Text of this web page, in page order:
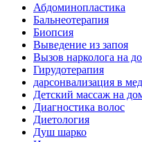
Абдоминопластика
Бальнеотерапия
Биопсия
Выведение из запоя
Вызов нарколога на
Гирудотерапия
дарсонвализация в
Детский массаж на
Диагностика волос
Диетология
Душ шарко